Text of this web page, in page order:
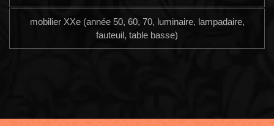
mobilier XXe (année 50, 60, 70, luminaire, lampadaire,
fauteuil, table basse)